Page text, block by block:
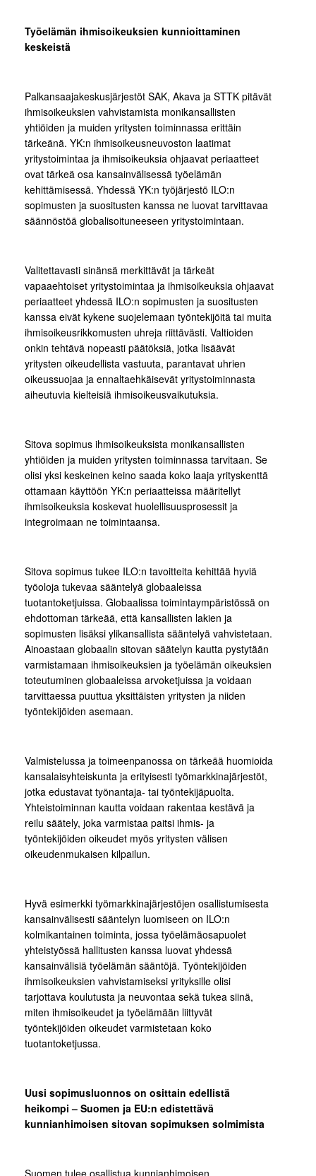
Työelämän ihmisoikeuksien kunnioittaminen
keskeistä
Palkansaajakeskusjärjestöt SAK, Akava ja STTK pitävät
ihmisoikeuksien vahvistamista monikansallisten
yhtiöiden ja muiden yritysten toiminnassa erittäin
tärkeänä. YK:n ihmisoikeusneuvoston laatimat
yritystoimintaa ja ihmisoikeuksia ohjaavat periaatteet
ovat tärkeä osa kansainvälisessä työelämän
kehittämisessä. Yhdessä YK:n työjärjestö ILO:n
sopimusten ja suositusten kanssa ne luovat tarvittavaa
säännöstöä globalisoituneeseen yritystoimintaan.
Valitettavasti sinänsä merkittävät ja tärkeät
vapaaehtoiset yritystoimintaa ja ihmisoikeuksia ohjaavat
periaatteet yhdessä ILO:n sopimusten ja suositusten
kanssa eivät kykene suojelemaan työntekijöitä tai muita
ihmisoikeusrikkomusten uhreja riittävästi. Valtioiden
onkin tehtävä nopeasti päätöksiä, jotka lisäävät
yritysten oikeudellista vastuuta, parantavat uhrien
oikeussuojaa ja ennaltaehkäisevät yritystoiminnasta
aiheutuvia kielteisiä ihmisoikeusvaikutuksia.
Sitova sopimus ihmisoikeuksista monikansallisten
yhtiöiden ja muiden yritysten toiminnassa tarvitaan. Se
olisi yksi keskeinen keino saada koko laaja yrityskenttä
ottamaan käyttöön YK:n periaatteissa määritellyt
ihmisoikeuksia koskevat huolellisuusprosessit ja
integroimaan ne toimintaansa.
Sitova sopimus tukee ILO:n tavoitteita kehittää hyviä
työoloja tukevaa sääntelyä globaaleissa
tuotantoketjuissa. Globaalissa toimintaympäristössä on
ehdottoman tärkeää, että kansallisten lakien ja
sopimusten lisäksi ylikansallista sääntelyä vahvistetaan.
Ainoastaan globaalin sitovan säätelyn kautta pystytään
varmistamaan ihmisoikeuksien ja työelämän oikeuksien
toteutuminen globaaleissa arvoketjuissa ja voidaan
tarvittaessa puuttua yksittäisten yritysten ja niiden
työntekijöiden asemaan.
Valmistelussa ja toimeenpanossa on tärkeää huomioida
kansalaisyhteiskunta ja erityisesti työmarkkinajärjestöt,
jotka edustavat työnantaja- tai työntekijäpuolta.
Yhteistoiminnan kautta voidaan rakentaa kestävä ja
reilu säätely, joka varmistaa paitsi ihmis- ja
työntekijöiden oikeudet myös yritysten välisen
oikeudenmukaisen kilpailun.
Hyvä esimerkki työmarkkinajärjestöjen osallistumisesta
kansainvälisesti sääntelyn luomiseen on ILO:n
kolmikantainen toiminta, jossa työelämäosapuolet
yhteistyössä hallitusten kanssa luovat yhdessä
kansainvälisiä työelämän sääntöjä. Työntekijöiden
ihmisoikeuksien vahvistamiseksi yrityksille olisi
tarjottava koulutusta ja neuvontaa sekä tukea siinä,
miten ihmisoikeudet ja työelämään liittyvät
työntekijöiden oikeudet varmistetaan koko
tuotantoketjussa.
Uusi sopimusluonnos on osittain edellistä
heikompi – Suomen ja EU:n edistettävä
kunnianhimoisen sitovan sopimuksen solmimista